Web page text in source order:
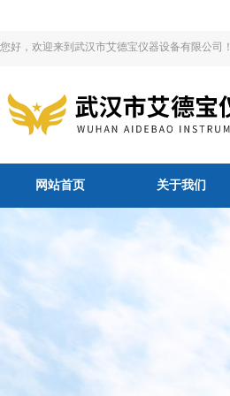
您好，欢迎来到武汉市艾德宝仪器设备有限公司！
网站首页 关于我们